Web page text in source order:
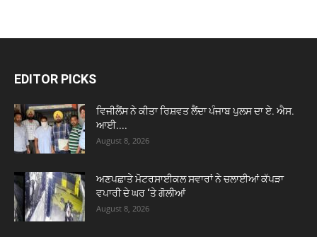
EDITOR PICKS
ਵਿਜੀਲੈਂਸ ਨੇ ਕੀਤਾ ਰਿਸ਼ਵਤ ਲੈਂਦਾ ਪੰਜਾਬ ਪੁਲਸ ਦਾ ਏ. ਐਸ.
ਆਈ....
August 8, 2026
ਅਣਪਛਾਤੇ ਮੋਟਰਸਾਈਕਲ ਸਵਾਰਾਂ ਨੇ ਚਲਾਈਆਂ ਕੱਪੜਾ
ਵਪਾਰੀ ਦੇ ਘਰ ‘ਤੇ ਗੋਲੀਆਂ
August 8, 2026